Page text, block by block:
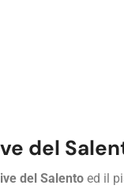
del
del Salento ed il